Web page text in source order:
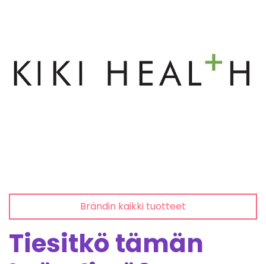
Brändin kaikki tuotteet
Tiesitkö tämän